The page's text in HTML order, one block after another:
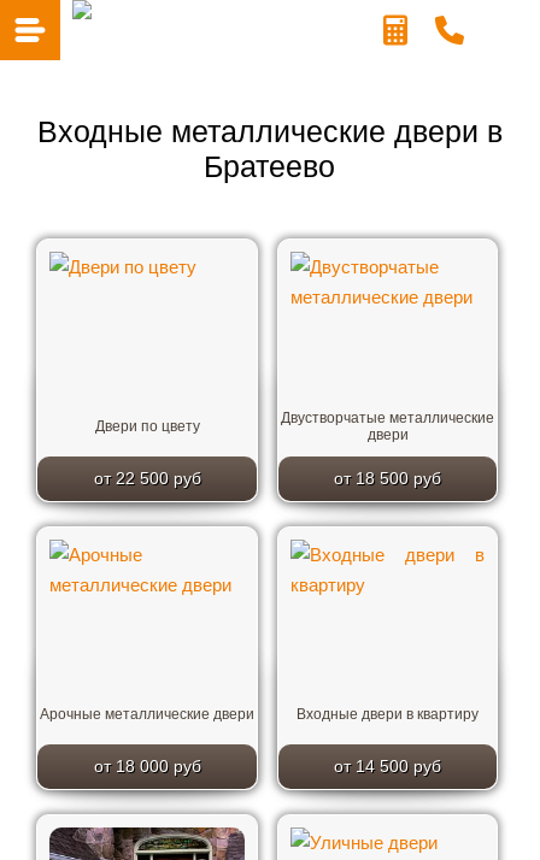
Входные металлические двери в
Братеево
Двери по цвету
от 22 500 руб
Двустворчатые металлические
двери
от 18 500 руб
Арочные металлические двери
от 18 000 руб
Входные двери в квартиру
от 14 500 руб